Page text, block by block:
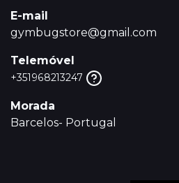
E-mail
gymbugstore@gmail.com
Telemóvel
+351968213247
Morada
Barcelos- Portugal